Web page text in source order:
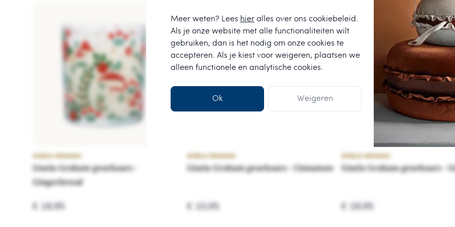
Meer weten? Lees hier alles over ons cookiebeleid.
Als je onze website met alle functionaliteiten wilt
gebruiken, dan is het nodig om onze cookies te
accepteren. Als je kiest voor weigeren, plaatsen we
alleen functionele en analytische cookies.
Ok Weigeren
Gisela Graham geurkaars -
Gingerbread
€ 18,95
Gisela Graham geurkaars - Cinnamon
€ 10,95
Gisela Graham geurkaars -
€ 18,95